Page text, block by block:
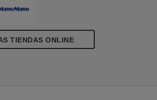
TIENDAS ONLINE